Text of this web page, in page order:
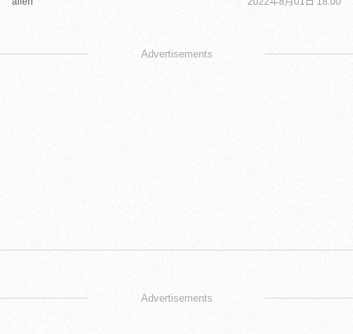
Advertisements
Advertisements